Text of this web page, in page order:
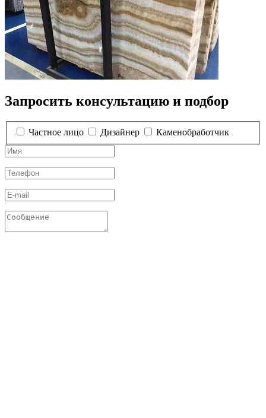
Запросить консультацию и подбор
Частное лицо Дизайнер Каменобработчик